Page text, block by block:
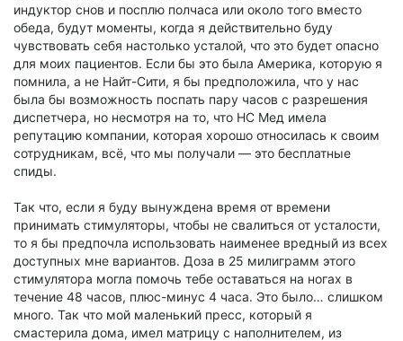
индуктор снов и посплю полчаса или около того вместо
обеда, будут моменты, когда я действительно буду
чувствовать себя настолько усталой, что это будет опасно
для моих пациентов. Если бы это была Америка, которую я
помнила, а не Найт-Сити, я бы предположила, что у нас
была бы возможность поспать пару часов с разрешения
диспетчера, но несмотря на то, что НС Мед имела
репутацию компании, которая хорошо относилась к своим
сотрудникам, всё, что мы получали — это бесплатные
спиды.
Так что, если я буду вынуждена время от времени
принимать стимуляторы, чтобы не свалиться от усталости,
то я бы предпочла использовать наименее вредный из всех
доступных мне вариантов. Доза в 25 милиграмм этого
стимулятора могла помочь тебе оставаться на ногах в
течение 48 часов, плюс-минус 4 часа. Это было… слишком
много. Так что мой маленький пресс, который я
смастерила дома, имел матрицу с наполнителем, из